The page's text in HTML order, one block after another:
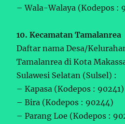
– Wala-Walaya (Kodepos :
10. Kecamatan Tamalanrea
Daftar nama Desa/
Tamalanrea di Kota
Sulawesi Selatan (Sulsel) :
– Kapasa (Kodepos : 90241)
– Bira (Kodepos : 90244)
– Parang Loe (Kodepos :